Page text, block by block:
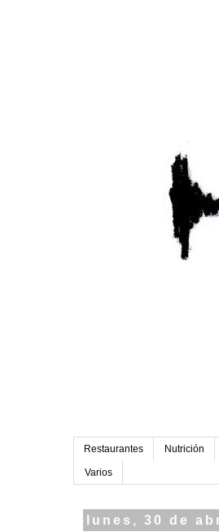
Restaurantes Nutrición
Varios
lunes, 30 de